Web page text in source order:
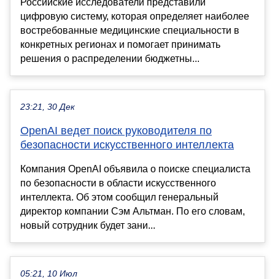
цифровую систему, которая определяет наиболее
востребованные медицинские специальности в
конкретных регионах и помогает принимать
решения о распределении бюджетны...
23:21, 30 Дек
OpenAI ведет поиск руководителя по
безопасности искусственного интеллекта
Компания OpenAI объявила о поиске специалиста
по безопасности в области искусственного
интеллекта. Об этом сообщил генеральный
директор компании Сэм Альтман. По его словам,
новый сотрудник будет зани...
05:21, 10 Июл